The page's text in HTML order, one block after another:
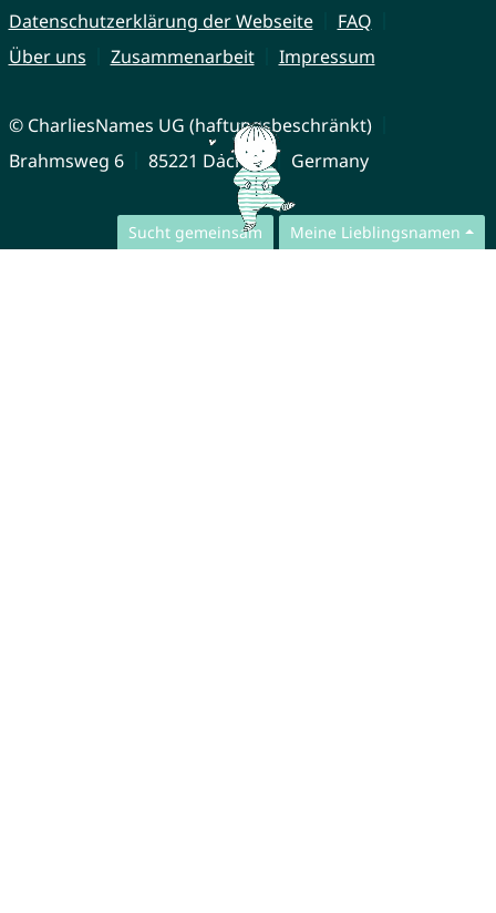
Sucht gemeinsam Meine Lieblingsnamen
Datenschutzerklärung der Webseite
FAQ
Über uns
Zusammenarbeit Impressum
© CharliesNames UG (haftungsbeschränkt)
Brahmsweg 6
85221 Dachau Germany